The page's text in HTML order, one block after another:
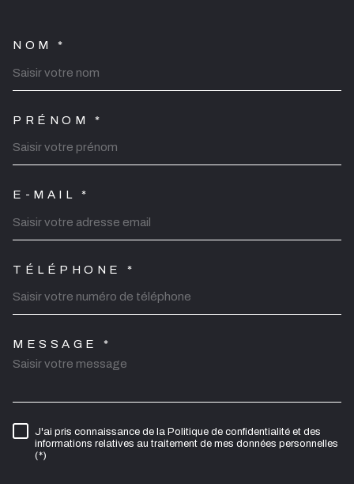
NOM *
PRÉNOM *
E-MAIL *
TÉLÉPHONE *
MESSAGE *
RÈGLEMENTATION
J'ai pris connaissance de la Politique de confidentialité et des
informations relatives au traitement de mes données personnelles
(*)